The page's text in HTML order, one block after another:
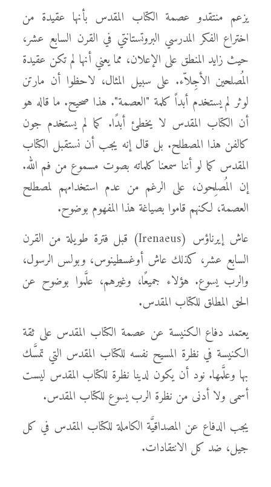
يزعم منتقدو عصمة الكتاب المقدس بأنها عقيدة من
اختراع الفكر المدرسي البروتستانتي في القرن السابع عشر،
حيث زايد المنطق على الإعلان، مما يعني أنها لم تكن عقيدة
المُصلحين الأجِلاّء. على سبيل المثال، لاحظوا أن مارتن
لوثر لم يستخدم أبداً كلمة "العصمة". هذا صحيح. ما قاله هو
أن الكتاب المقدس لا يخطئ أبدًا. كما لم يستخدم جون
كالفن هذا المصطلح. بل قال إنه يجب أن نستقبل الكتاب
المقدس كما لو أننا سمعنا كلماته بصوت مسموع من فم الله.
إن المُصلِحون، على الرغم من عدم استخدامهم لمصطلح
العصمة، لكنهم قاموا بصياغة هذا المفهوم بوضوح.
عاش إيرناؤس (Irenaeus) قبل فترة طويلة من القرن
السابع عشر، كذلك عاش أوغسطينوس، وبولس الرسول،
والرب يسوع. هؤلاء جميعًا، وغيرهم، علَّموا بوضوح عن
الحق المطلق للكتاب المقدس.
يعتمد دفاع الكنيسة عن عصمة الكتاب المقدس على ثقة
الكنيسة في نظرة المسيح نفسه للكتاب المقدس التي تمسَّك
بها وعلَّمها. نود أن يكون لدينا نظرة للكتاب المقدس ليست
أسمى ولا أدنى من نظرة الرب يسوع للكتاب المقدس.
يجب الدفاع عن المصداقيَّة الكاملة للكتاب المقدس في كل
جيل، ضد كل الانتقادات.